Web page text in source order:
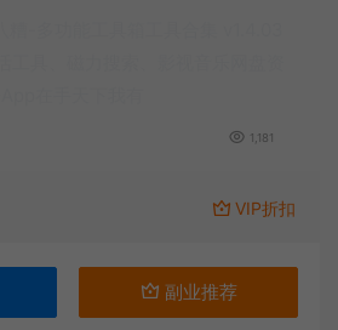
1,181
VIP折扣
副业推荐